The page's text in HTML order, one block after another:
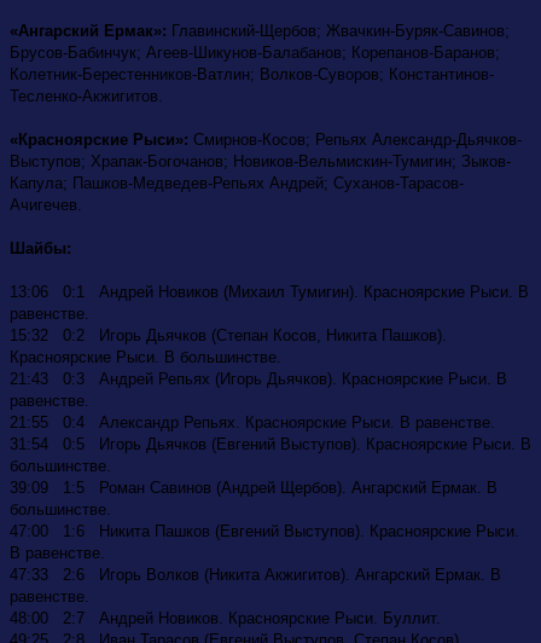
«Ангарский Ермак»: Главинский-Щербов; Жвачкин-Буряк-Савинов;
Брусов-Бабинчук; Агеев-Шикунов-Балабанов; Корепанов-Баранов;
Колетник-Берестенников-Ватлин; Волков-Суворов; Константинов-
Тесленко-Акжигитов.
«Красноярские Рыси»: Смирнов-Косов; Репьях Александр-Дьячков-
Выступов; Храпак-Богочанов; Новиков-Вельмискин-Тумигин; Зыков-
Капула; Пашков-Медведев-Репьях Андрей; Суханов-Тарасов-
Ачигечев.
Шайбы:
13:06 0:1 Андрей Новиков (Михаил Тумигин). Красноярские Рыси. В
равенстве.
15:32 0:2 Игорь Дьячков (Степан Косов, Никита Пашков).
Красноярские Рыси. В большинстве.
21:43 0:3 Андрей Репьях (Игорь Дьячков). Красноярские Рыси. В
равенстве.
21:55 0:4 Александр Репьях. Красноярские Рыси. В равенстве.
31:54 0:5 Игорь Дьячков (Евгений Выступов). Красноярские Рыси. В
большинстве.
39:09 1:5 Роман Савинов (Андрей Щербов). Ангарский Ермак. В
большинстве.
47:00 1:6 Никита Пашков (Евгений Выступов). Красноярские Рыси.
В равенстве.
47:33 2:6 Игорь Волков (Никита Акжигитов). Ангарский Ермак. В
равенстве.
48:00 2:7 Андрей Новиков. Красноярские Рыси. Буллит.